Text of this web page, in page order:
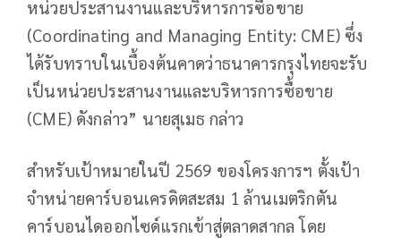
หน่วยประสานงานและบริหารการซื้อขาย
(Coordinating and Managing Entity: CME) ซึ่ง
ได้รับทราบในเบื้องต้นคาดว่าธนาคารกรุงไทยจะรับ
เป็นหน่วยประสานงานและบริหารการซื้อขาย
(CME) ดังกล่าว” นายสุเมธ กล่าว
สำหรับเป้าหมายในปี 2569 ของโครงการฯ ตั้งเป้า
จำหน่ายคาร์บอนเครดิตสะสม 1 ล้านเมตริกตัน
คาร์บอนไดออกไซด์แรกเข้าสู่ตลาดสากล โดย